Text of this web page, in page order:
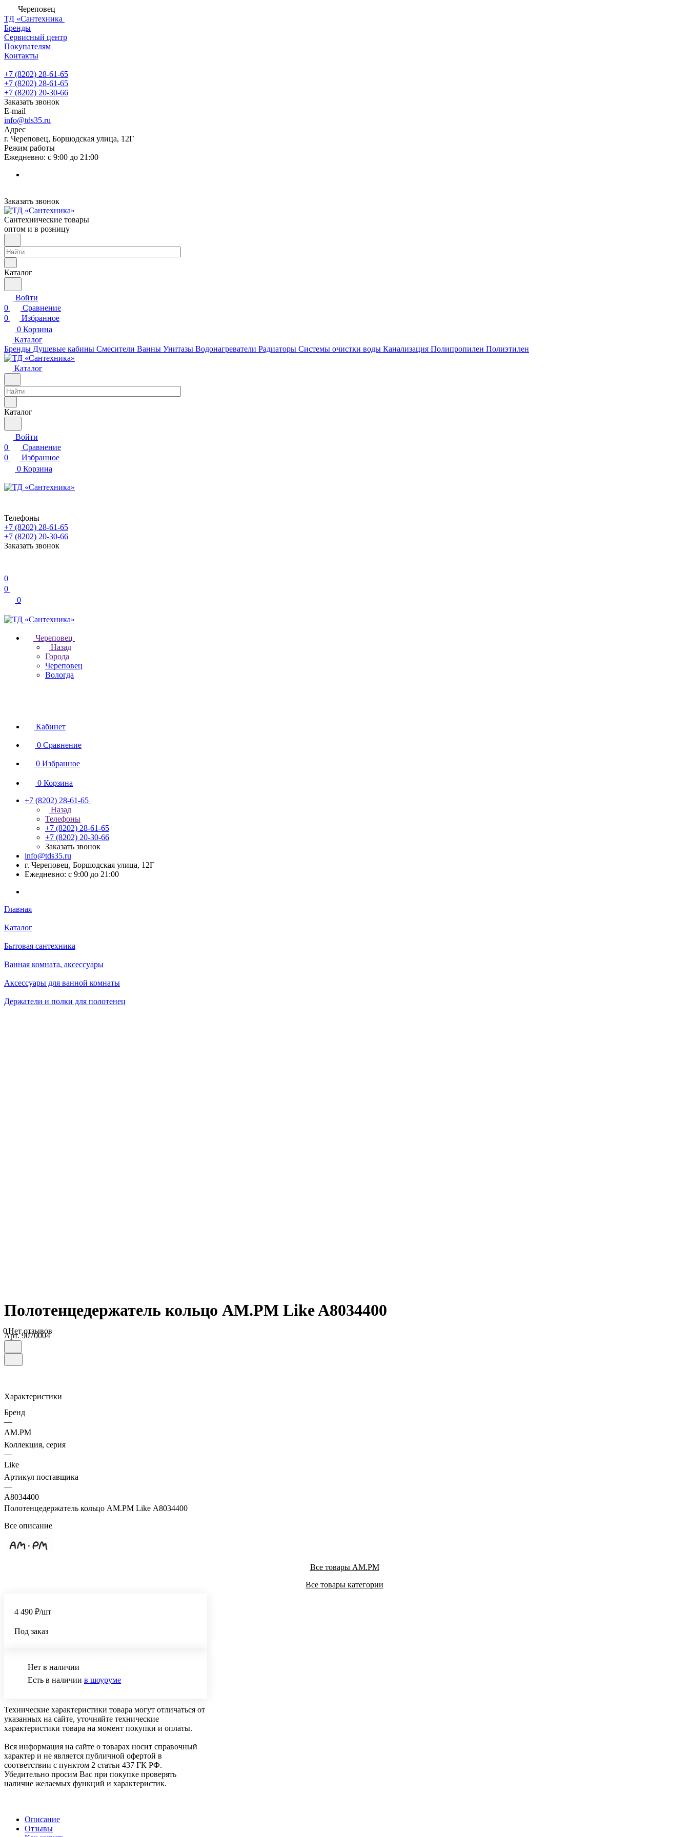
Череповец
ТД «Сантехника
Бренды
Сервисный центр
Покупателям
Контакты
+7 (8202) 28‑61-65
+7 (8202) 28‑61-65
+7 (8202) 20‑30-66
Заказать звонок
E-mail
info@tds35.ru
Адрес
г. Череповец, Боршодская улица, 12Г
Режим работы
Ежедневно: с 9:00 до 21:00
Заказать звонок
Сантехнические товары
оптом и в розницу
Каталог
Войти
0
Сравнение
0
Избранное
0 Корзина
Каталог
Бренды Душевые кабины Смесители Ванны Унитазы Водонагреватели Радиаторы Системы очистки воды Канализация Полипропилен Полиэтилен
Каталог
Каталог
Войти
0
Сравнение
0
Избранное
0 Корзина
Телефоны
+7 (8202) 28‑61-65
+7 (8202) 20‑30-66
Заказать звонок
0
0
0
Череповец
Назад
Города
Череповец
Вологда
Кабинет
0 Сравнение
0 Избранное
0 Корзина
+7 (8202) 28‑61-65
Назад
Телефоны
+7 (8202) 28‑61-65
+7 (8202) 20‑30-66
Заказать звонок
info@tds35.ru
г. Череповец, Боршодская улица, 12Г
Ежедневно: с 9:00 до 21:00
Главная
Каталог
Бытовая сантехника
Ванная комната, аксессуары
Аксессуары для ванной комнаты
Держатели и полки для полотенец
Полотенцедержатель кольцо AM.PM Like A8034400
0Нет отзывов
Арт.9070004
Характеристики
Бренд
—
AM.PM
Коллекция, серия
—
Like
Артикул поставщика
—
A8034400
Полотенцедержатель кольцо AM.PM Like A8034400
Все описание
Все товары AM.PM
Все товары категории
4 490 ₽/шт
Под заказ
Нет в наличии
Есть в наличии в шоуруме
Технические характеристики товара могут отличаться от
указанных на сайте, уточняйте технические
характеристики товара на момент покупки и оплаты.
Вся информация на сайте о товарах носит справочный
характер и не является публичной офертой в
соответствии с пунктом 2 статьи 437 ГК РФ.
Убедительно просим Вас при покупке проверять
наличие желаемых функций и характеристик.
Описание
Отзывы